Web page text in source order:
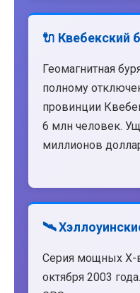
🔌 Квебекский
Геомагнитная
полному
провинции
6 млн человек.
миллионов
🛰️
Серия мощных
октября 2003